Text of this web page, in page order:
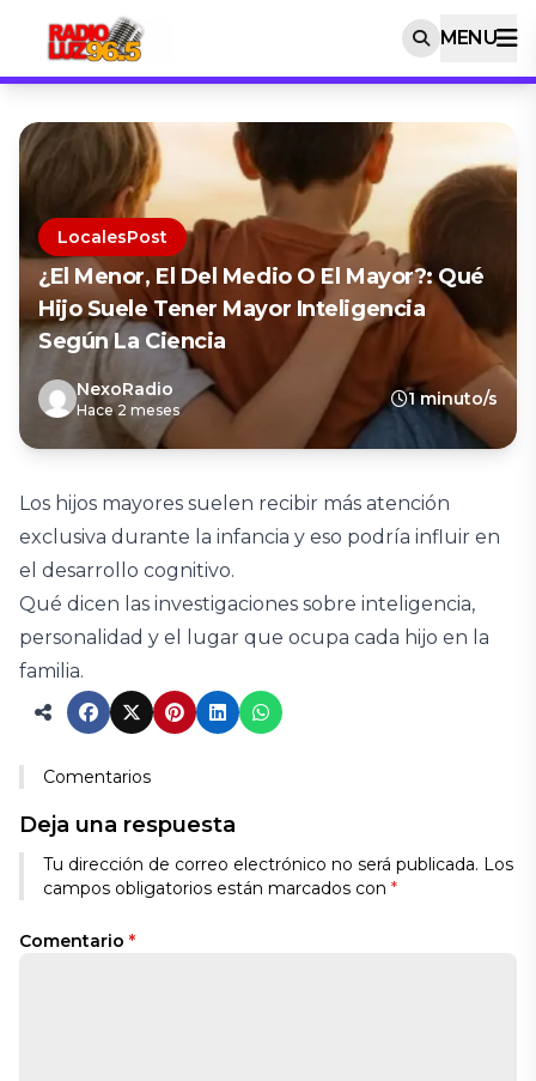
MENU
LocalesPost
¿El Menor, El Del Medio O El Mayor?: Qué
Hijo Suele Tener Mayor Inteligencia
Según La Ciencia
NexoRadio
Hace 2 meses
1 minuto/s
Los hijos mayores suelen recibir más atención
exclusiva durante la infancia y eso podría influir en
el desarrollo cognitivo.
Qué dicen las investigaciones sobre inteligencia,
personalidad y el lugar que ocupa cada hijo en la
familia.
Comentarios
Deja una respuesta
Tu dirección de correo electrónico no será publicada. Los
campos obligatorios están marcados con *
Comentario *